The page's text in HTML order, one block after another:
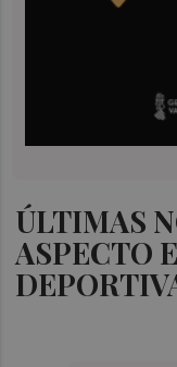
ÚLTIMAS
ASPECTO